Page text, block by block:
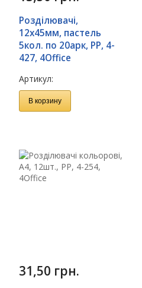
Розділювачі,
12х45мм, пастель
5кол. по 20арк, PP, 4-
427, 4Office
Артикул:
В корзину
31,50 грн.